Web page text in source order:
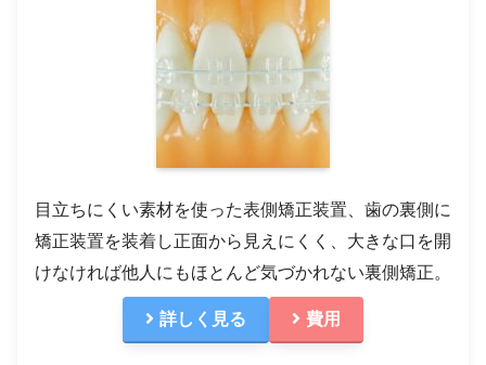
目立ちにくい素材を使った表側矯正装置、歯の裏側に
矯正装置を装着し正面から見えにくく、大きな口を開
けなければ他人にもほとんど気づかれない裏側矯正。
詳しく見る 費用